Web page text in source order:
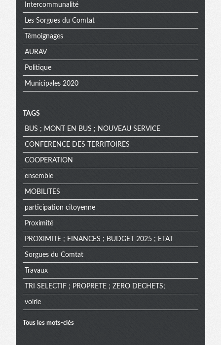
Intercommunalité
Les Sorgues du Comtat
Témoignages
AURAV
Politique
Municipales 2020
TAGS
BUS ; MONT EN BUS ; NOUVEAU SERVICE
CONFERENCE DES TERRITOIRES
COOPERATION
ensemble
MOBILITES
participation citoyenne
Proximité
PROXIMITE ; FINANCES ; BUDGET 2025 ; ETAT
Sorgues du Comtat
Travaux
TRI SELECTIF ; PROPRETE ; ZERO DECHETS;
voirie
Tous les mots-clés